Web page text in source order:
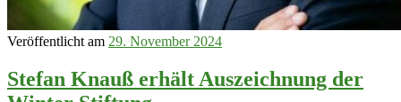
Veröffentlicht am 29. November 2024
Stefan Knauß erhält Auszeichnung der